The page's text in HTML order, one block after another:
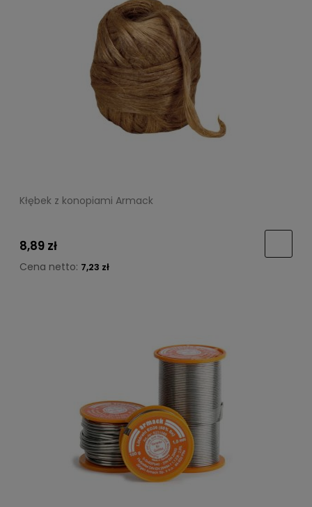
Kłębek z konopiami Armack
8,89 zł
Cena netto: 7,23 zł